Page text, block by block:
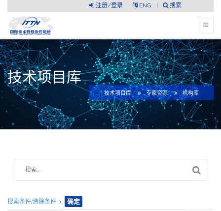
搜索
ENG
注册/登录
技术项目库
技术项目库 专家资源 机构库
搜索条件/清除条件 > 确定